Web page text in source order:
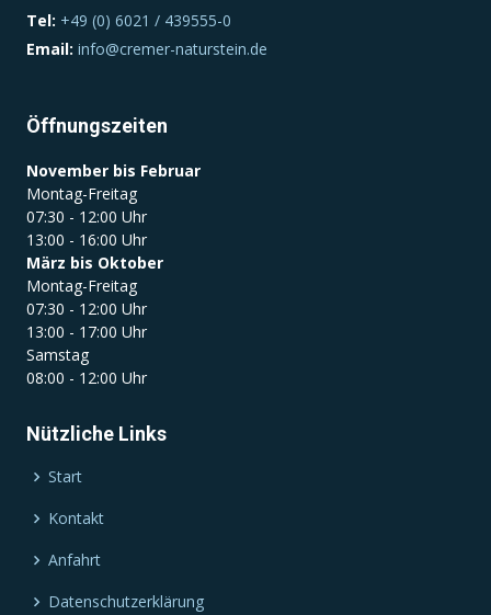
Tel: +49 (0) 6021 / 439555-0
Email: info@cremer-naturstein.de
Öffnungszeiten
November bis Februar
Montag-Freitag
07:30 - 12:00 Uhr
13:00 - 16:00 Uhr
März bis Oktober
Montag-Freitag
07:30 - 12:00 Uhr
13:00 - 17:00 Uhr
Samstag
08:00 - 12:00 Uhr
Nützliche Links
Start
Kontakt
Anfahrt
Datenschutzerklärung